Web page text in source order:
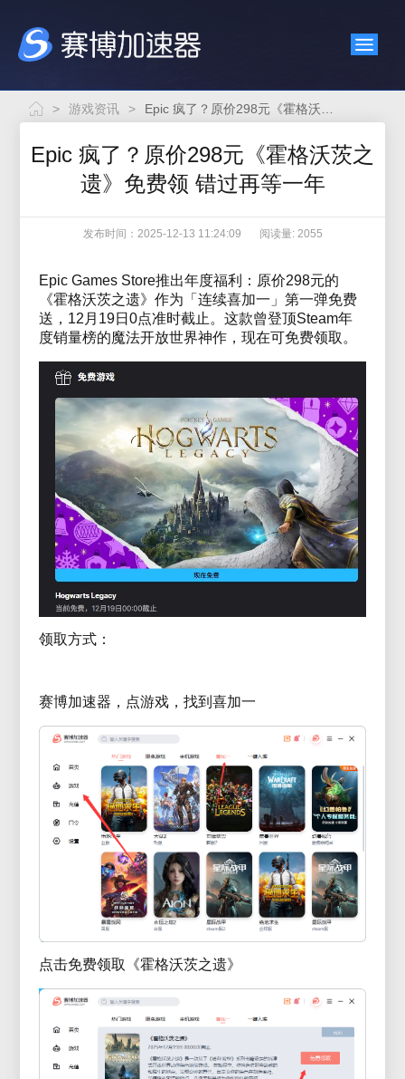
> 游戏资讯 >
Epic 疯了？原价298元《霍格沃茨之
遗》免费领 错过再等一年
发布时间：2025-12-13 11:24:09 阅读量: 2055
Epic Games Store推出年度福利：原价298元的
《霍格沃茨之遗》作为「连续喜加一」第一弹免费
送，12月19日0点准时截止。这款曾登顶Steam年
度销量榜的魔法开放世界神作，现在可免费领取。
领取方式：
赛博加速器，点游戏，找到喜加一
点击免费领取《霍格沃茨之遗》